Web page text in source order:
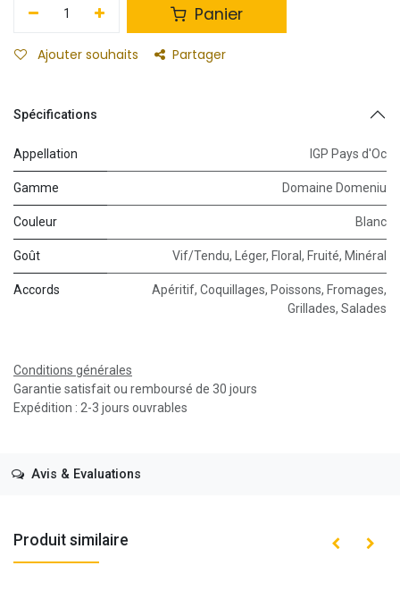
Panier
Ajouter souhaits Partager
Spécifications
Appellation IGP Pays d'Oc
Gamme Domaine Domeniu
Couleur Blanc
Goût Vif/Tendu, Léger, Floral, Fruité, Minéral
Accords Apéritif, Coquillages, Poissons, Fromages,
Grillades, Salades
Conditions générales
Garantie satisfait ou remboursé de 30 jours
Expédition : 2-3 jours ouvrables
Avis & Evaluations
Produit similaire